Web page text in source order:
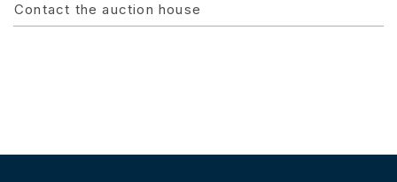
Contact the auction house